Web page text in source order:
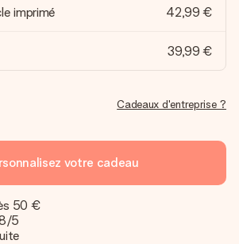
imprimé 42,99 €
39,99 €
Cadeaux d'entreprise ?
votre cadeau
50 €
5